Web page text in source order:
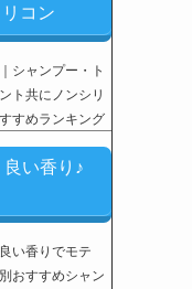
リコン
シャンプー・ト
ト共にノンシリ
すめランキング
良い香り♪
い香りでモテ
おすすめシャン